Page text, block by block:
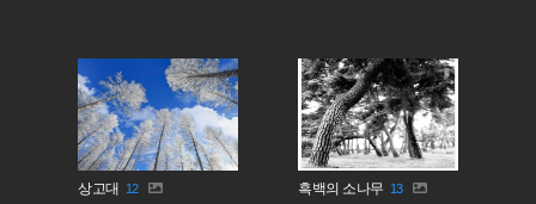
상고대 12
흑백의 소나무 13